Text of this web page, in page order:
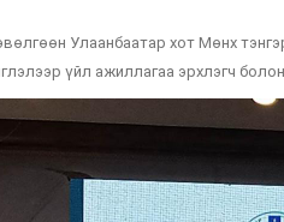
Улаанбаатар хот Мөнх
үйл ажиллагаа эрхлэгч